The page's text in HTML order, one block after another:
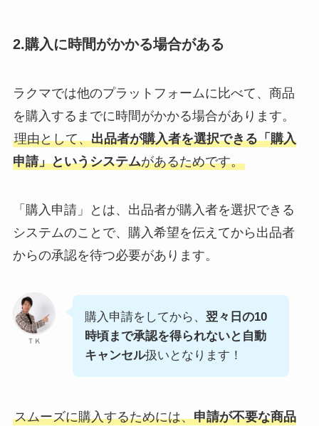
2.購入に時間がかかる場合がある
ラクマでは他のプラットフォームに比べて、商品
を購入するまでに時間がかかる場合があります。
理由として、出品者が購入者を選択できる「購入
申請」というシステムがあるためです。
「購入申請」とは、出品者が購入者を選択できる
システムのことで、購入希望を伝えてから出品者
からの承認を待つ必要があります。
ＴＫ
購入申請をしてから、 翌々日の10
時頃まで承認を得られないと自動
キャンセル扱いとなります！
スムーズに購入するためには、申請が不要な商品